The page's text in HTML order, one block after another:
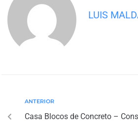
LUIS
ANTERIOR
Casa Blocos de Concreto –